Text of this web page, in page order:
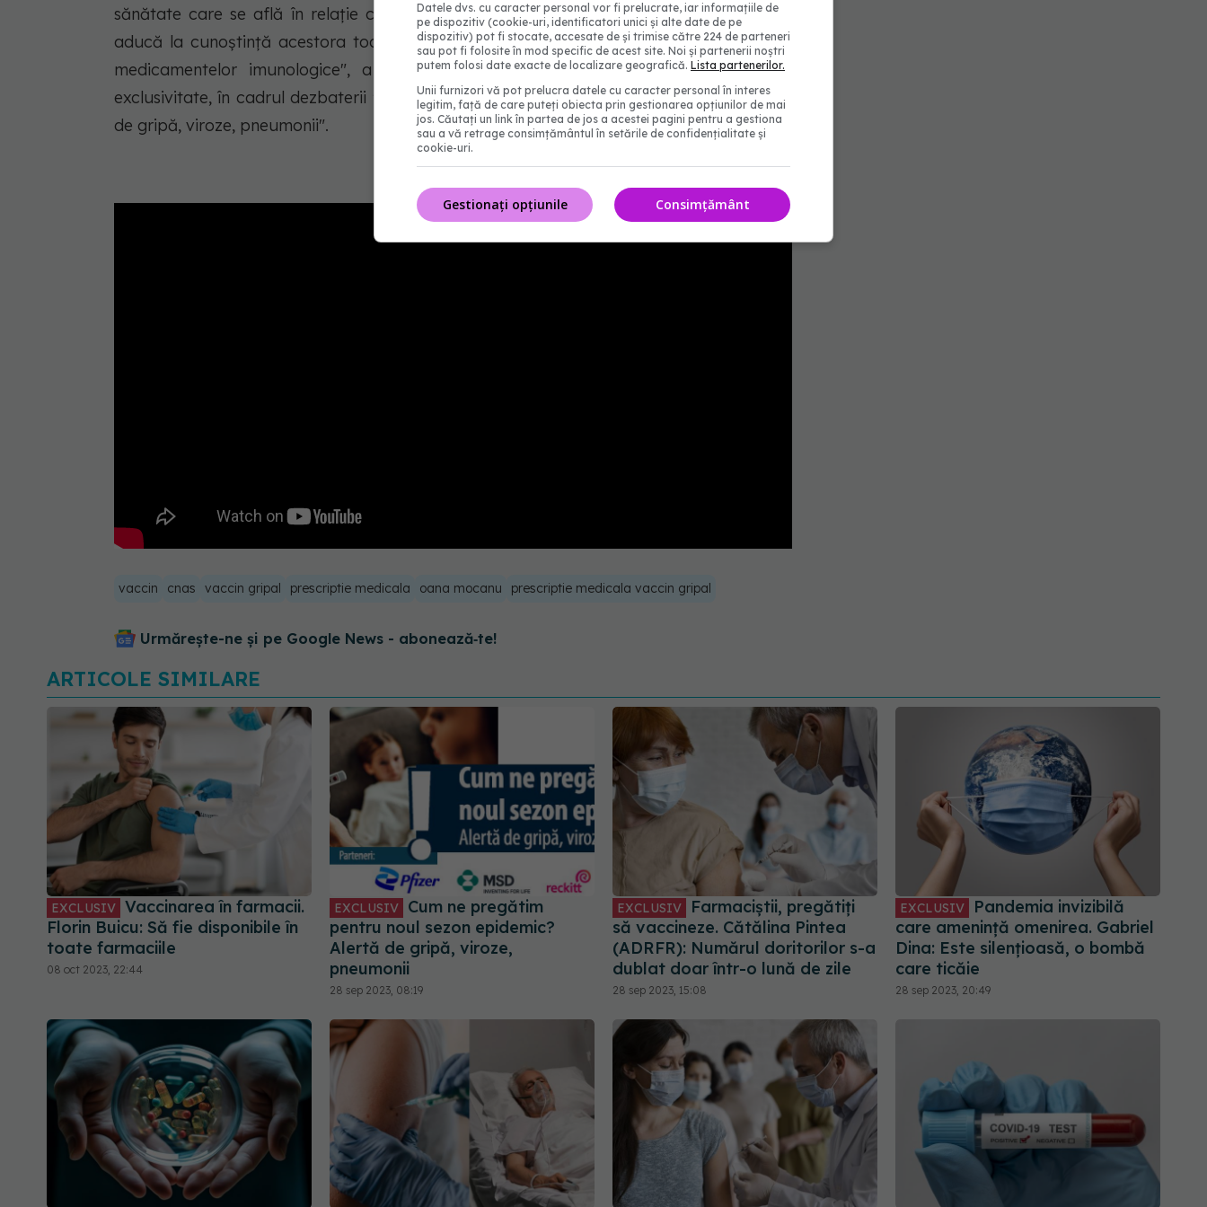
sănătate care se află în relație contractuală cu medicii prescriptori și au obligația să
aducă la cunoștință acestora toate modificările legislative apărute pentru prescrierea
medicamentelor imunologice", a declarat Oana Mocanu, director CNAS Online, în
exclusivitate, în cadrul dezbaterii "Cum ne pregătim pentru noul sezon epidemic? Alertă
de gripă, viroze, pneumonii".
vaccin cnas vaccin gripal prescriptie medicala oana mocanu prescriptie medicala vaccin gripal
Urmărește-ne și pe Google News - abonează‑te!
ARTICOLE SIMILARE
EXCLUSIV Vaccinarea în farmacii.
Florin Buicu: Să fie disponibile în
toate farmaciile
08 oct 2023, 22:44
EXCLUSIV
Cum ne pregătim
pentru noul sezon epidemic?
Alertă de gripă, viroze,
pneumonii
28 sep 2023, 08:19
EXCLUSIV
Farmaciștii, pregătiți
să vaccineze. Cătălina Pintea
(ADRFR): Numărul doritorilor s-a
dublat doar într-o lună de zile
28 sep 2023, 15:08
EXCLUSIV
Pandemia invizibilă
care amenință omenirea. Gabriel
Dina: Este silențioasă, o bombă
care ticăie
28 sep 2023, 20:49
Datele dvs. cu caracter personal vor fi prelucrate, iar informațiile de
pe dispozitiv (cookie-uri, identificatori unici și alte date de pe
dispozitiv) pot fi stocate, accesate de și trimise către 224 de parteneri
sau pot fi folosite în mod specific de acest site. Noi și partenerii noștri
putem folosi date exacte de localizare geografică. Lista partenerilor.
Unii furnizori vă pot prelucra datele cu caracter personal în interes
legitim, față de care puteți obiecta prin gestionarea opțiunilor de mai
jos. Căutați un link în partea de jos a acestei pagini pentru a gestiona
sau a vă retrage consimțământul în setările de confidențialitate și
cookie-uri.
Consimțământ
Gestionați opțiunile